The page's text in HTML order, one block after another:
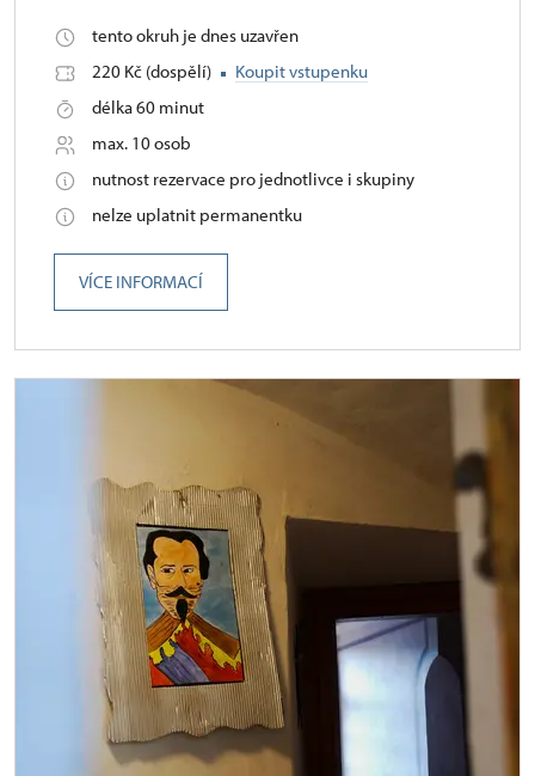
tento okruh je dnes uzavřen
220 Kč (dospělí)
Koupit vstupenku
délka 60 minut
max. 10 osob
nutnost rezervace pro jednotlivce i skupiny
nelze uplatnit permanentku
VÍCE INFORMACÍ